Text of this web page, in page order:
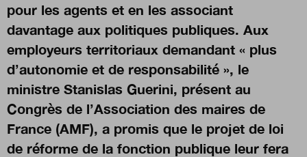
pour les agents et en les associant
davantage aux politiques publiques. Aux
employeurs territoriaux demandant « plus
d’autonomie et de responsabilité », le
ministre Stanislas Guerini, présent au
Congrès de l’Association des maires de
France (AMF), a promis que le projet de loi
de réforme de la fonction publique leur fera